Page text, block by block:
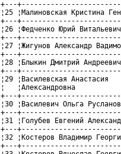
+---
¦25 ¦Малиновская
+---
¦26 ¦Федченко Юрий
+---
¦27 ¦Жигунов Александр
+---
¦28 ¦Блыкин Дмитрий
+---
¦29 ¦Василевская
¦   ¦Александровна
+---
¦30 ¦Василевич Ольга
+---
¦31 ¦Голубев Евгений
+---
¦32 ¦Костеров Владимир
+---